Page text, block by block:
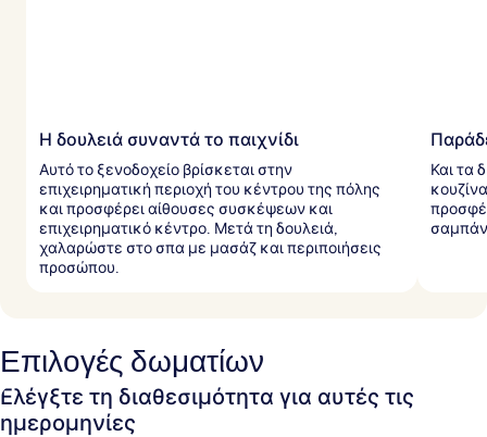
Η δουλειά συναντά το παιχνίδι
Αυτό το ξενοδοχείο βρίσκεται στην
επιχειρηματική περιοχή του κέντρου της πόλης
και προσφέρει αίθουσες συσκέψεων και
επιχειρηματικό κέντρο. Μετά τη δουλειά,
χαλαρώστε στο σπα με μασάζ και περιποιήσεις
προσώπου.
Και τα
Επιλογές δωματίων
Ελέγξτε τη διαθεσιμότητα για αυτές τις
ημερομηνίες